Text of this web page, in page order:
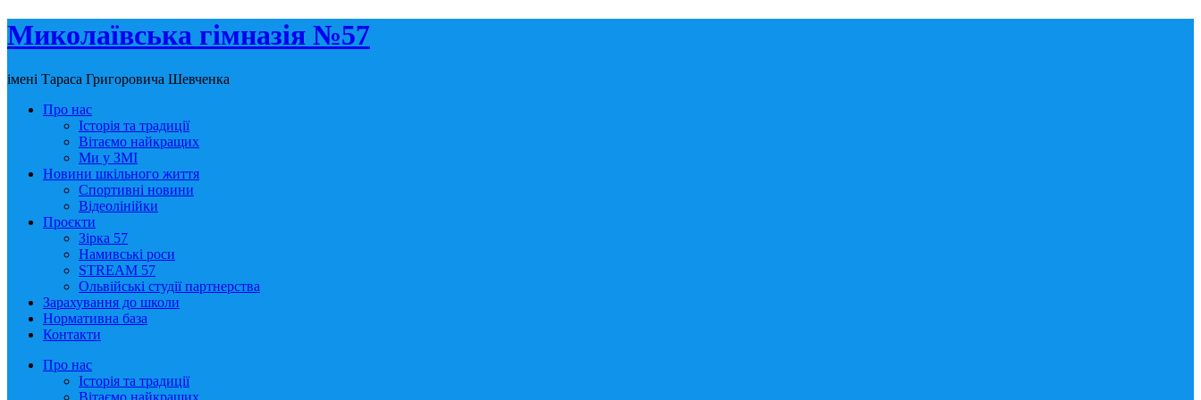
Миколаївська гімназія №57
імені Тараса Григоровича Шевченка
Про нас
Історія та традиції
Вітаємо найкращих
Ми у ЗМІ
Новини шкільного життя
Спортивні новини
Відеолінійки
Проєкти
Зірка 57
Намивські роси
STREAM 57
Ольвійські студії партнерства
Зарахування до школи
Нормативна база
Контакти
Про нас
Історія та традиції
Вітаємо найкращих